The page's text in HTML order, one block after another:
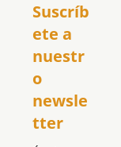
Suscríb
ete a
nuestr
o
newsle
tter